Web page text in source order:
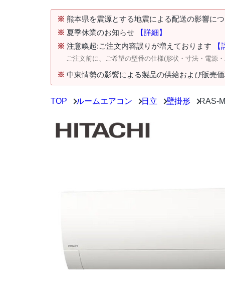
※ 熊本県を震源とする地震による配送の影響に
※ 夏季休業のお知らせ
【詳細】
※ 注意喚起:ご注文内容誤りが増えております 【
ご注文前に、ご希望の型番の仕様(形状・寸法・電源
※ 中東情勢の影響による製品の供給および販売
TOP ルームエアコン 日立 壁掛形 RAS-